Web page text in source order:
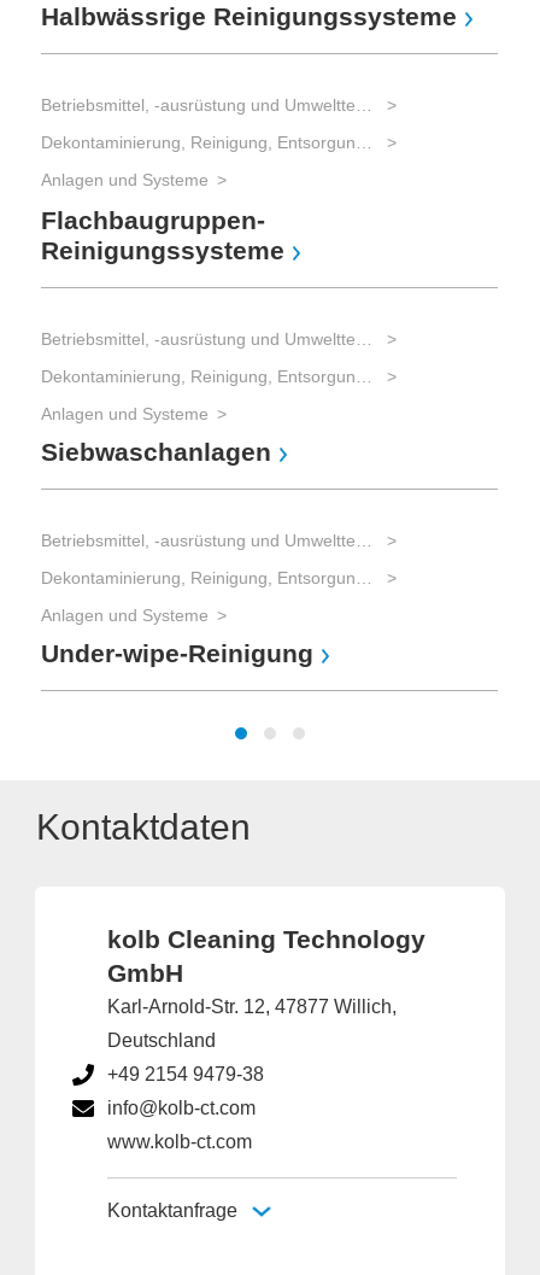
Halbwässrige Reinigungssysteme
Anlagen und Systeme
Flachbaugruppen-
Reinigungssysteme
Anlagen und Systeme
Siebwaschanlagen
Anlagen und Systeme
Under-wipe-Reinigung
Kontaktdaten
kolb Cleaning Technology
GmbH
Karl-Arnold-Str. 12, 47877 Willich,
Deutschland
+49 2154 9479-38
info@kolb-ct.com
www.kolb-ct.com
Kontaktanfrage